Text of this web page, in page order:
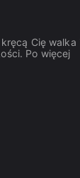
Cię walka
Po więcej